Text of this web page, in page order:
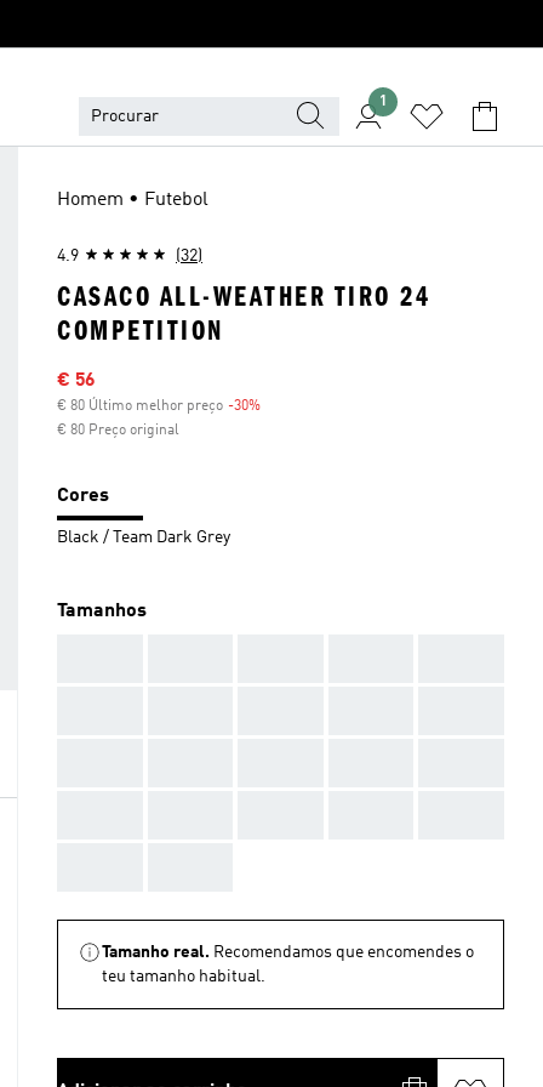
1
Homem • Futebol
4.9 (32)
CASACO ALL-WEATHER TIRO 24
COMPETITION
Preço com desconto
€ 56
€ 80 Último melhor preço -30%
€ 80 Preço original
Cores
Black / Team Dark Grey
Tamanhos
Tamanho real. Recomendamos que encomendes o
teu tamanho habitual.